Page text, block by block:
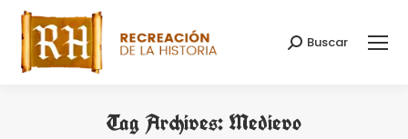
Search:
Buscar
Tag Archives: Medievo